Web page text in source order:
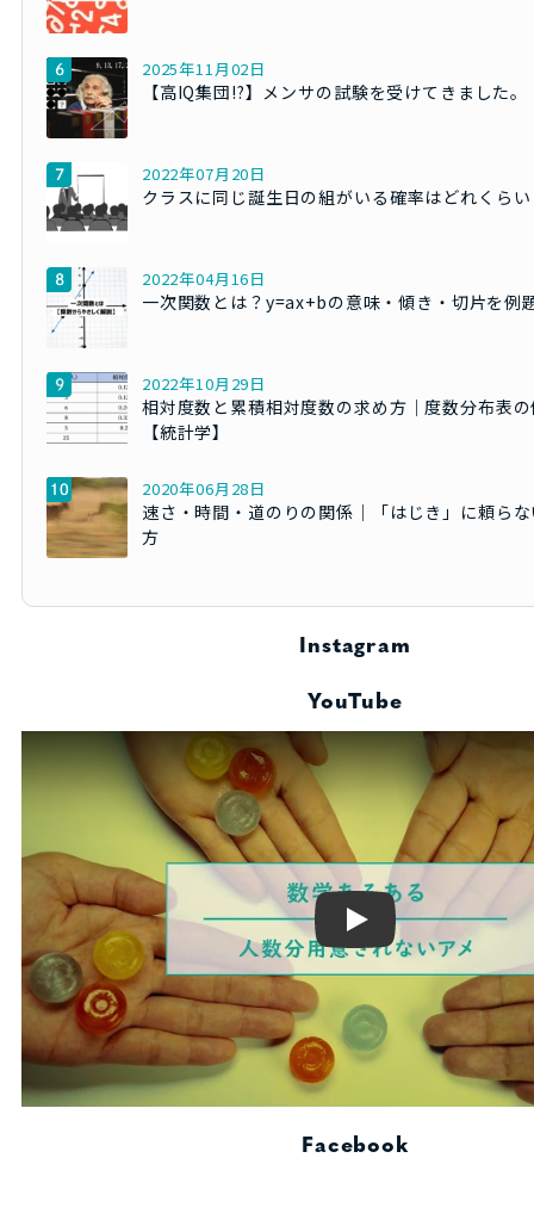
2025年11月02日
【高IQ集団!?】メンサの試験を受けてきました。
2022年07月20日
クラスに同じ誕生日の組がいる確率はどれくら
2022年04月16日
一次関数とは？y=ax+bの意味・傾き・切片を例
2022年10月29日
相対度数と累積相対度数の求め方｜度数分布表
【統計学】
2020年06月28日
速さ・時間・道のりの関係｜「はじき」に頼ら
方
Instagram
YouTube
Play
Facebook